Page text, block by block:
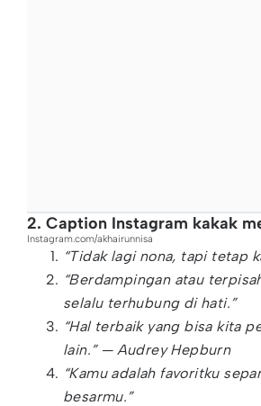
2. Caption Instagram kakak
Instagram.com/akhairunnisa
“Tidak lagi nona, tapi tetap
“Berdampingan atau
selalu terhubung di hati.”
“Hal terbaik yang bisa kita
lain.” — Audrey Hepburn
“Kamu adalah favoritku
besarmu.”